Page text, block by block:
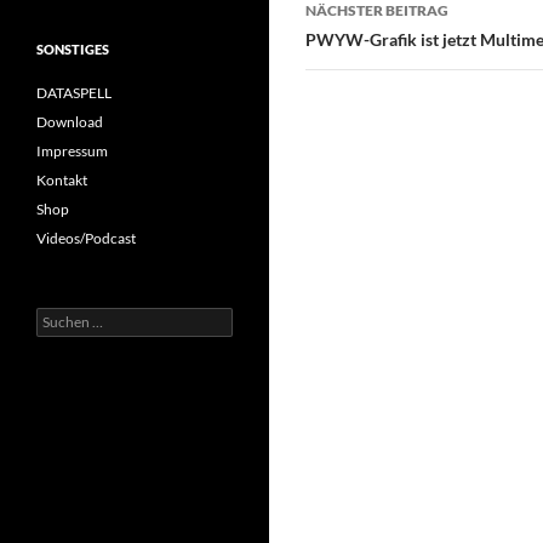
NÄCHSTER BEITRAG
PWYW-Grafik ist jetzt
SONSTIGES
DATASPELL
Download
Impressum
Kontakt
Shop
Videos/Podcast
Suchen
nach: